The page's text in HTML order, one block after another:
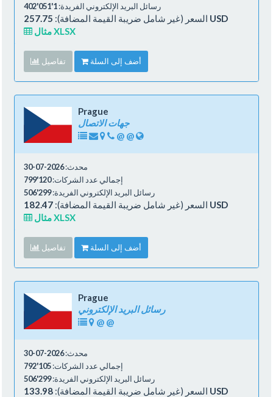
رسائل البريد الإلكتروني الفريدة:1'051'402
السعر (غير شامل ضريبة القيمة المضافة): 257.75 USD
مثال XLSX
تفاصيل أضف إلى السلة
Prague
جهات الاتصال
@ @
محدث:2026-07-30
إجمالي عدد الشركات:120'799
رسائل البريد الإلكتروني الفريدة:299'506
السعر (غير شامل ضريبة القيمة المضافة): 182.47 USD
مثال XLSX
تفاصيل أضف إلى السلة
Prague
رسائل البريد الإلكتروني
@ @
محدث:2026-07-30
إجمالي عدد الشركات:105'792
رسائل البريد الإلكتروني الفريدة:299'506
السعر (غير شامل ضريبة القيمة المضافة): 133.98 USD